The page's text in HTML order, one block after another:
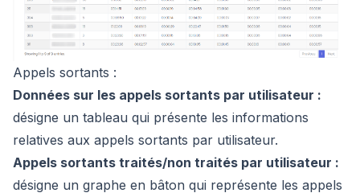
Appels sortants :
Données sur les appels sortants par utilisateur :
désigne un tableau qui présente les informations
relatives aux appels sortants par utilisateur.
Appels sortants traités/non traités par utilisateur :
désigne un graphe en bâton qui représente les appels